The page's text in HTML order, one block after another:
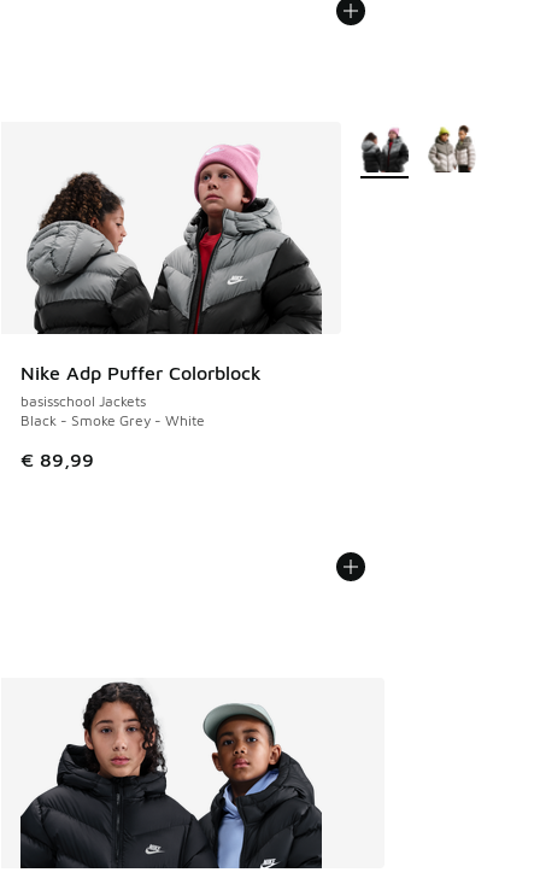
Nike Adp Puffer Colorblock
basisschool Jackets
Black - Smoke Grey - White
€ 89,99
Meer kleuren